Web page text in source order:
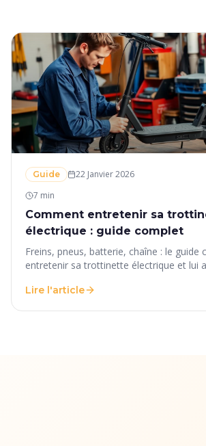
Guide
22 Janvier 2026
7 min
Comment entretenir sa
électrique : guide complet
Freins, pneus, batterie, chaîne : le guide
entretenir sa trottinette électrique et lui
Lire l'article